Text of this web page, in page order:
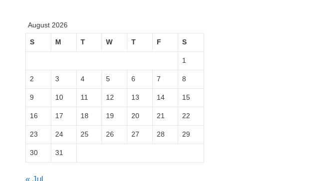
August 2026
S M T W T F S
1
2 3 4 5 6 7 8
9 10 11 12 13 14 15
16 17 18 19 20 21 22
23 24 25 26 27 28 29
30 31